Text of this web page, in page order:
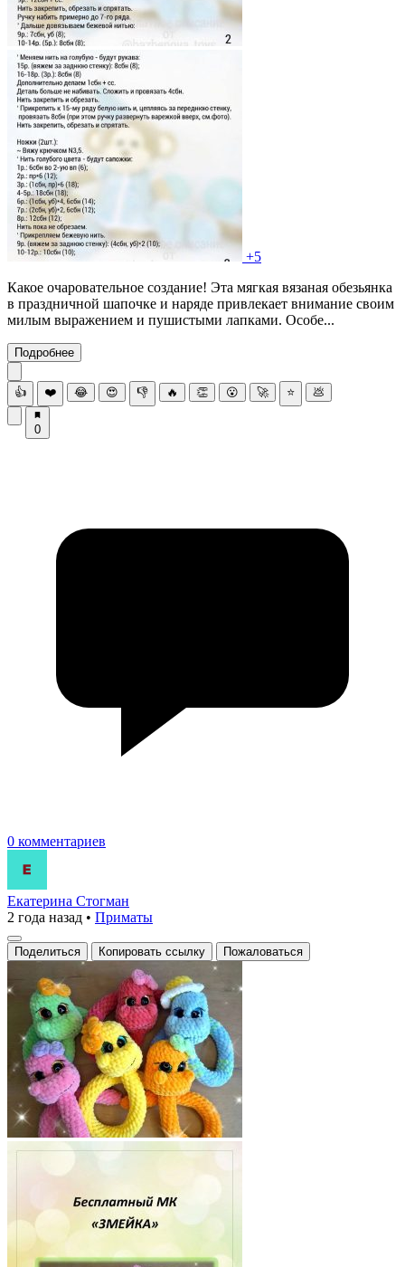
+5
Какое очаровательное создание! Эта мягкая вязаная обезьянка
в праздничной шапочке и наряде привлекает внимание своим
милым выражением и пушистыми лапками. Особе...
Подробнее
👍 ❤️ 😂 😍 👎 🔥 👏 😮 🚀 ⭐ 💩
0
0 комментариев
Екатерина Стогман
2 года назад • Приматы
Поделиться Копировать ссылку Пожаловаться